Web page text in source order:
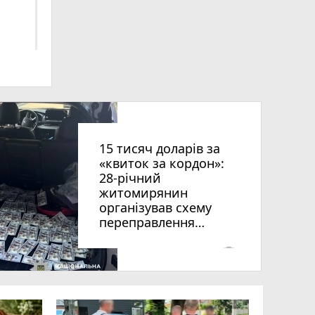
15 тисяч доларів за
«квиток за кордон»:
28-річний
житомирянин
організував схему
переправлення
віку за межі країни
photo_camera